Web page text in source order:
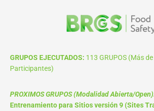
GRUPOS EJECUTADOS: 113 GRUPOS (Más
Participantes)
PROXIMOS GRUPOS (Modalidad Abierta/
Entrenamiento para Sitios versión 9 (Sites